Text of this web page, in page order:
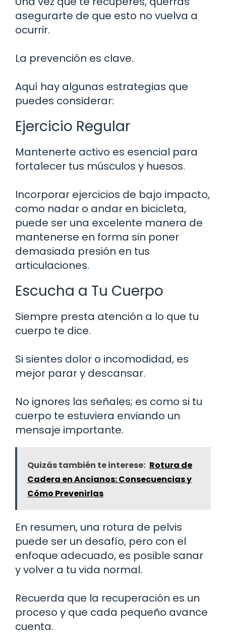
asegurarte de que esto no vuelva a
ocurrir.
La prevención es clave.
Aquí hay algunas estrategias que
puedes considerar:
Ejercicio Regular
Mantenerte activo es esencial para
fortalecer tus músculos y huesos.
Incorporar ejercicios de bajo impacto,
como nadar o andar en bicicleta,
puede ser una excelente manera de
mantenerse en forma sin poner
demasiada presión en tus
articulaciones.
Escucha a Tu Cuerpo
Siempre presta atención a lo que tu
cuerpo te dice.
Si sientes dolor o incomodidad, es
mejor parar y descansar.
No ignores las señales; es como si tu
cuerpo te estuviera enviando un
mensaje importante.
Quizás también te interese: Rotura de
Cadera en Ancianos: Consecuencias y
Cómo Prevenirlas
En resumen, una rotura de pelvis
puede ser un desafío, pero con el
enfoque adecuado, es posible sanar
y volver a tu vida normal.
Recuerda que la recuperación es un
proceso y que cada pequeño avance
cuenta.